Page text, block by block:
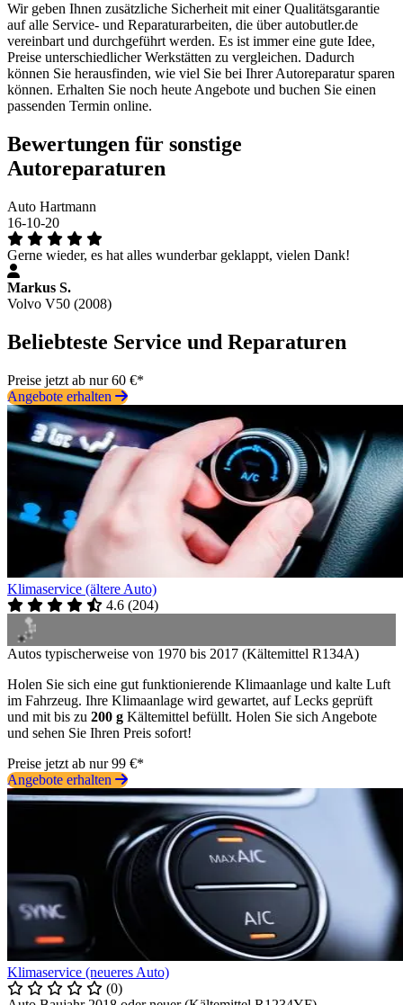
Wir geben Ihnen zusätzliche Sicherheit mit einer Qualitätsgarantie
auf alle Service- und Reparaturarbeiten, die über autobutler.de
vereinbart und durchgeführt werden. Es ist immer eine gute Idee,
Preise unterschiedlicher Werkstätten zu vergleichen. Dadurch
können Sie herausfinden, wie viel Sie bei Ihrer Autoreparatur sparen
können. Erhalten Sie noch heute Angebote und buchen Sie einen
passenden Termin online.
Bewertungen für sonstige
Autoreparaturen
Auto Hartmann
16-10-20
Gerne wieder, es hat alles wunderbar geklappt, vielen Dank!
Markus S.
Volvo V50 (2008)
Beliebteste Service und Reparaturen
Preise jetzt ab nur 60 €*
Angebote erhalten
Klimaservice (ältere Auto)
4.6 (204)
Autos typischerweise von 1970 bis 2017 (Kältemittel R134A)
Holen Sie sich eine gut funktionierende Klimaanlage und kalte Luft
im Fahrzeug. Ihre Klimaanlage wird gewartet, auf Lecks geprüft
und mit bis zu 200 g Kältemittel befüllt. Holen Sie sich Angebote
und sehen Sie Ihren Preis sofort!
Preise jetzt ab nur 99 €*
Angebote erhalten
Klimaservice (neueres Auto)
(0)